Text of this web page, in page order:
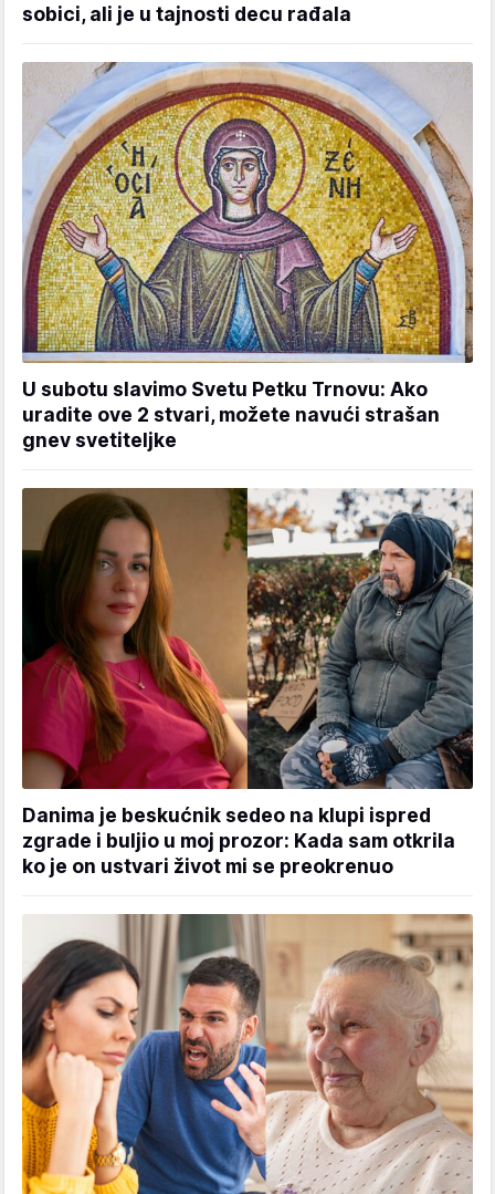
sobici, ali je u tajnosti decu rađala
U subotu slavimo Svetu Petku Trnovu: Ako
uradite ove 2 stvari, možete navući strašan
gnev svetiteljke
Danima je beskućnik sedeo na klupi ispred
zgrade i buljio u moj prozor: Kada sam otkrila
ko je on ustvari život mi se preokrenuo